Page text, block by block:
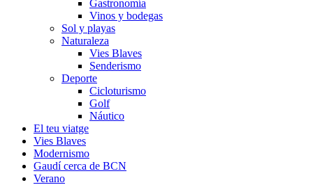
Gastronomía
Vinos y bodegas
Sol y playas
Naturaleza
Vies Blaves
Senderismo
Deporte
Cicloturismo
Golf
Náutico
El teu viatge
Vies Blaves
Modernismo
Gaudí cerca de BCN
Verano